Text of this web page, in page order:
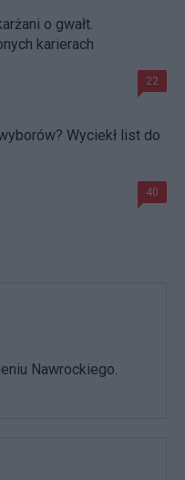
o gwałt.
karierach
22
Wyciekł list do
40
Nawrockiego.